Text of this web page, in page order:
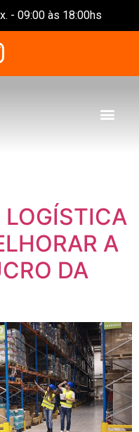
- 09:00 às 18:00hs
A
DA